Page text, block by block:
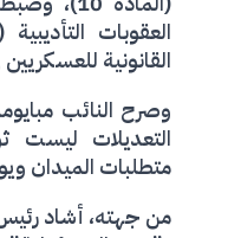
القانونية للعسكريين
وصرح النائب
التعديلات ليست
متطلبات الميدان
من جهته، أشاد